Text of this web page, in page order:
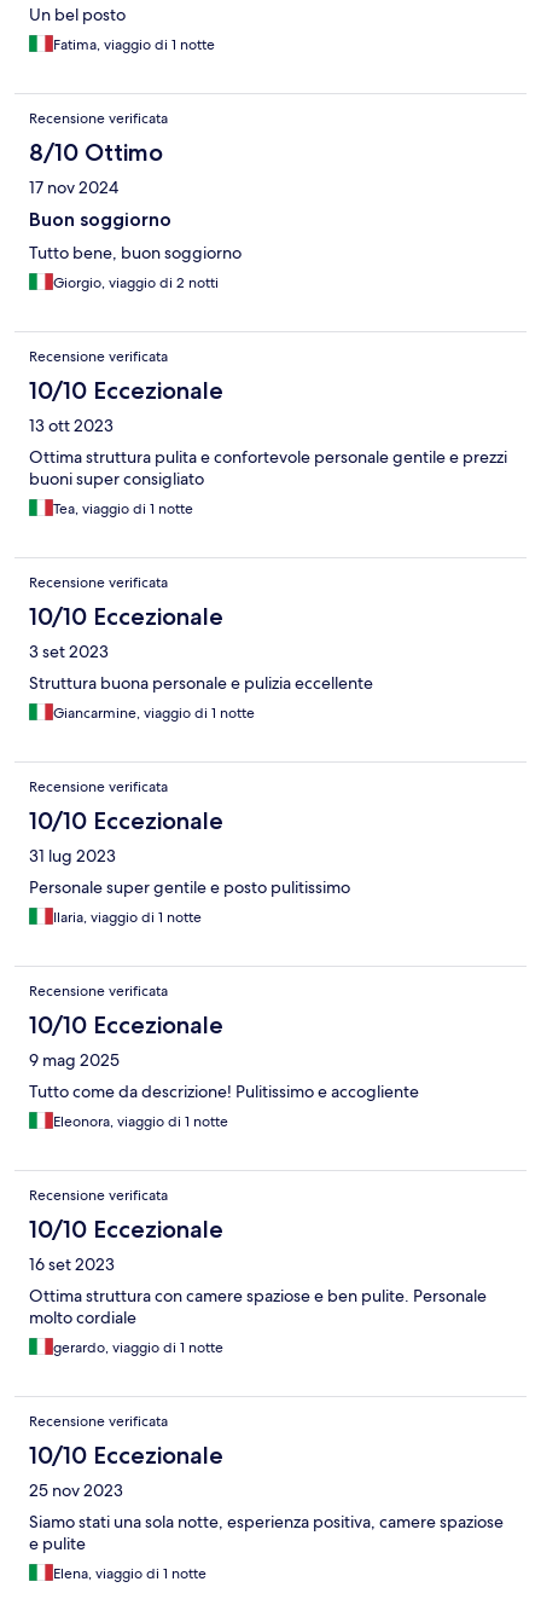
Un bel posto
Fatima, viaggio di 1 notte
Recensione verificata
8/10 Ottimo
17 nov 2024
Buon soggiorno
Tutto bene, buon soggiorno
Giorgio, viaggio di 2 notti
Recensione verificata
10/10 Eccezionale
13 ott 2023
Ottima struttura pulita e confortevole personale gentile e prezzi
buoni super consigliato
Tea, viaggio di 1 notte
Recensione verificata
10/10 Eccezionale
3 set 2023
Struttura buona personale e pulizia eccellente
Giancarmine, viaggio di 1 notte
Recensione verificata
10/10 Eccezionale
31 lug 2023
Personale super gentile e posto pulitissimo
Ilaria, viaggio di 1 notte
Recensione verificata
10/10 Eccezionale
9 mag 2025
Tutto come da descrizione! Pulitissimo e accogliente
Eleonora, viaggio di 1 notte
Recensione verificata
10/10 Eccezionale
16 set 2023
Ottima struttura con camere spaziose e ben pulite. Personale
molto cordiale
gerardo, viaggio di 1 notte
Recensione verificata
10/10 Eccezionale
25 nov 2023
Siamo stati una sola notte, esperienza positiva, camere spaziose
e pulite
Elena, viaggio di 1 notte